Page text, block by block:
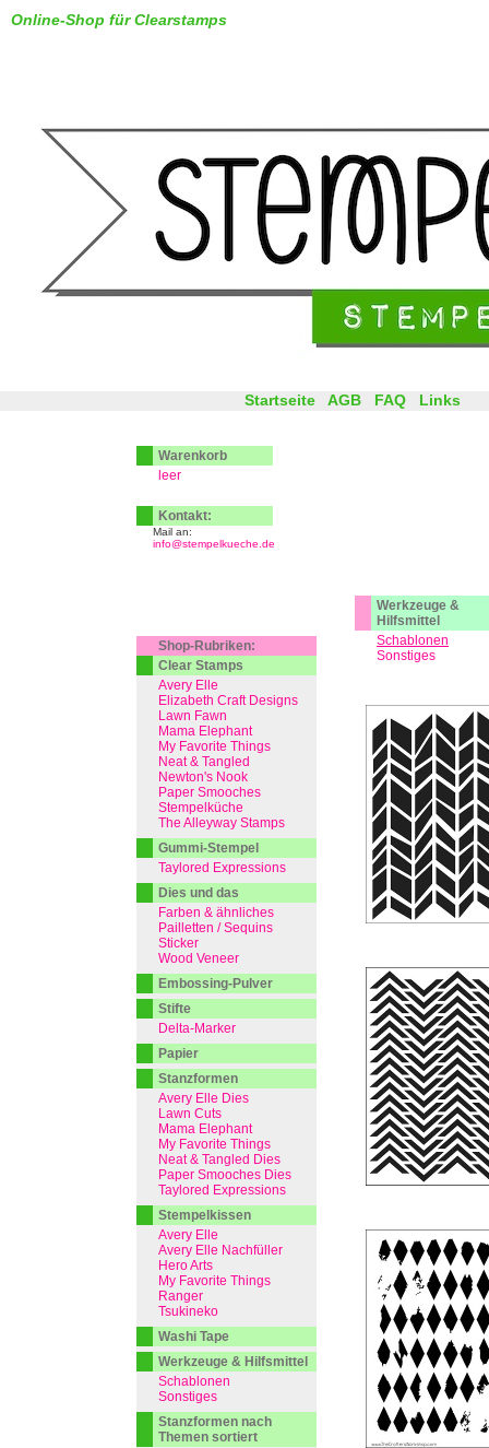
Online-Shop für Clearstamps
Werkzeuge &
Hilfsmittel
Schablonen
Sonstiges
Startseite AGB FAQ Links
Warenkorb
leer
Kontakt:
Mail an:
info@stempelkueche.de
Shop-Rubriken:
Clear Stamps
Avery Elle
Elizabeth Craft Designs
Lawn Fawn
Mama Elephant
My Favorite Things
Neat & Tangled
Newton's Nook
Paper Smooches
Stempelküche
The Alleyway Stamps
Gummi-Stempel
Taylored Expressions
Dies und das
Farben & ähnliches
Pailletten / Sequins
Sticker
Wood Veneer
Embossing-Pulver
Stifte
Delta-Marker
Papier
Stanzformen
Avery Elle Dies
Lawn Cuts
Mama Elephant
My Favorite Things
Neat & Tangled Dies
Paper Smooches Dies
Taylored Expressions
Stempelkissen
Avery Elle
Avery Elle Nachfüller
Hero Arts
My Favorite Things
Ranger
Tsukineko
Washi Tape
Werkzeuge & Hilfsmittel
Schablonen
Sonstiges
Stanzformen nach
Themen sortiert